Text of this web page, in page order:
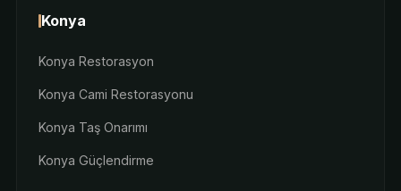
Konya
Konya Restorasyon
Konya Cami Restorasyonu
Konya Taş Onarımı
Konya Güçlendirme